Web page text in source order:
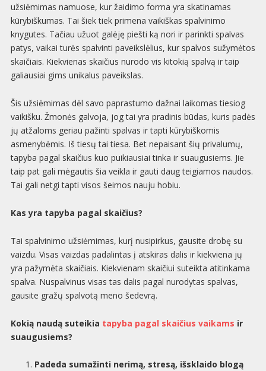
užsiėmimas namuose, kur žaidimo forma yra skatinamas
kūrybiškumas. Tai šiek tiek primena vaikiškas spalvinimo
knygutes. Tačiau užuot galėję piešti ką nori ir parinkti spalvas
patys, vaikai turės spalvinti paveikslėlius, kur spalvos sužymėtos
skaičiais. Kiekvienas skaičius nurodo vis kitokią spalvą ir taip
galiausiai gims unikalus paveikslas.
Šis užsiėmimas dėl savo paprastumo dažnai laikomas tiesiog
vaikišku. Žmonės galvoja, jog tai yra pradinis būdas, kuris padės
jų atžaloms geriau pažinti spalvas ir tapti kūrybiškomis
asmenybėmis. Iš tiesų tai tiesa. Bet nepaisant šių privalumų,
tapyba pagal skaičius kuo puikiausiai tinka ir suaugusiems. Jie
taip pat gali mėgautis šia veikla ir gauti daug teigiamos naudos.
Tai gali netgi tapti visos šeimos nauju hobiu.
Kas yra tapyba pagal skaičius?
Tai spalvinimo užsiėmimas, kurį nusipirkus, gausite drobę su
vaizdu. Visas vaizdas padalintas į atskiras dalis ir kiekviena jų
yra pažymėta skaičiais. Kiekvienam skaičiui suteikta atitinkama
spalva. Nuspalvinus visas tas dalis pagal nurodytas spalvas,
gausite gražų spalvotą meno šedevrą.
Kokią naudą suteikia tapyba pagal skaičius vaikams ir
suaugusiems?
Padeda sumažinti nerimą, stresą, išsklaido blogą